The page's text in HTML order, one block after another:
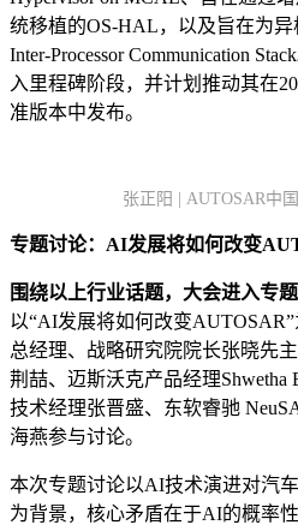
统移植的OS-HAL，以及旨在为
Inter-Processor Communication
入里程碑阶段，并计划推动其在
准版本中发布。
张正阳 | AUTOSAR中
专题讨论：AI发展将如何改变
围绕以上行业话题，大会进入专
以“AI发展将如何改变
总经理、战略研究院院长张晓先
荆喆、迈斯沃克产品经理Shwetha
技术经理张晋盛、东软睿驰
海燕参与讨论。
本次专题讨论以AI技术演进对汽
为背景，核心矛盾在于AI的概率